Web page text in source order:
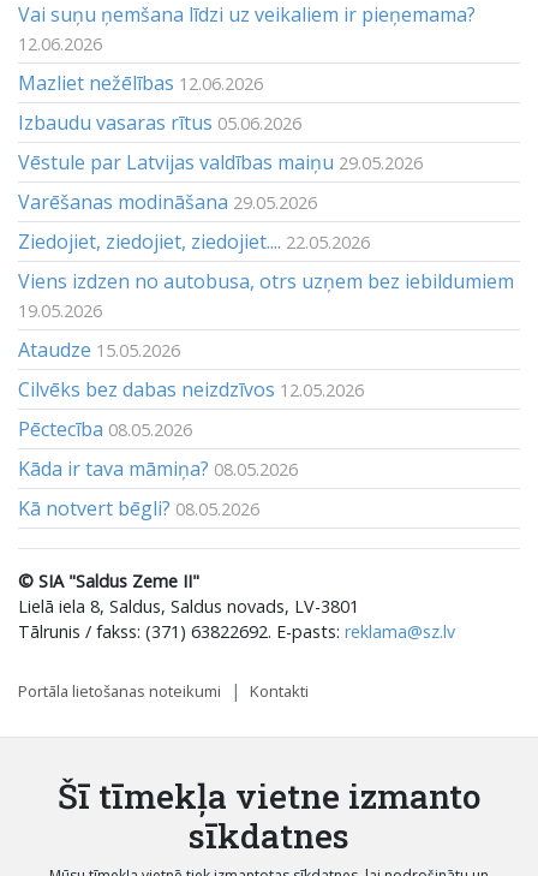
Vai suņu ņemšana līdzi uz veikaliem ir pieņemama?
12.06.2026
Mazliet nežēlības 12.06.2026
Izbaudu vasaras rītus 05.06.2026
Vēstule par Latvijas valdības maiņu 29.05.2026
Varēšanas modināšana 29.05.2026
Ziedojiet, ziedojiet, ziedojiet.... 22.05.2026
Viens izdzen no autobusa, otrs uzņem bez iebildumiem
19.05.2026
Ataudze 15.05.2026
Cilvēks bez dabas neizdzīvos 12.05.2026
Pēctecība 08.05.2026
Kāda ir tava māmiņa? 08.05.2026
Kā notvert bēgli? 08.05.2026
© SIA "Saldus Zeme II"
Lielā iela 8, Saldus, Saldus novads, LV-3801
Tālrunis / fakss: (371) 63822692. E-pasts: reklama@sz.lv
Portāla lietošanas noteikumi Kontakti
Šī tīmekļa vietne izmanto
sīkdatnes